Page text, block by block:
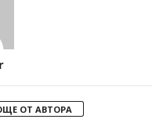
ОТ АВТОРА